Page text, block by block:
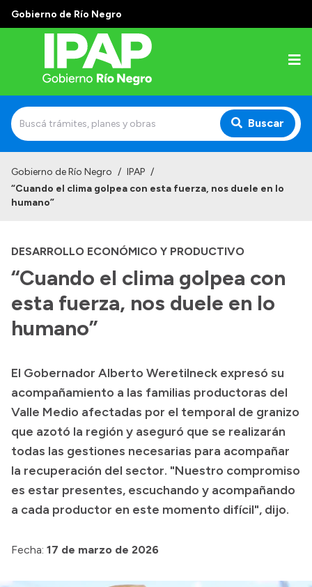
Gobierno de Río Negro
Buscar
Institucional
Autoridades
Alumnos
Docentes y Capacitadores
Accesos directos
SIU GUARANÍ
SECUNDARIO
TECNICATURAS
CAPACITACIONES
Gobierno de Río Negro / IPAP /
“Cuando el clima golpea con esta fuerza, nos duele en lo
humano”
DESARROLLO ECONÓMICO Y PRODUCTIVO
“Cuando el clima golpea con
esta fuerza, nos duele en lo
humano”
El Gobernador Alberto Weretilneck expresó su
acompañamiento a las familias productoras del
Valle Medio afectadas por el temporal de granizo
que azotó la región y aseguró que se realizarán
todas las gestiones necesarias para acompañar
la recuperación del sector. "Nuestro compromiso
es estar presentes, escuchando y acompañando
a cada productor en este momento difícil", dijo.
Fecha: 17 de marzo de 2026